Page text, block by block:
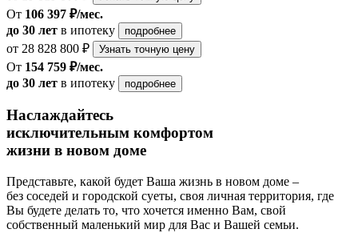
От 106 397 ₽/мес.
до 30 лет в ипотеку подробнее
от 28 828 800 ₽ Узнать точную цену
От 154 759 ₽/мес.
до 30 лет в ипотеку подробнее
Наслаждайтесь
исключительным комфортом
жизни в новом доме
Представьте, какой будет Ваша жизнь в новом доме –
без соседей и городской суеты, своя личная территория, где
Вы будете делать то, что хочется именно Вам, свой
собственный маленький мир для Вас и Вашей семьи.